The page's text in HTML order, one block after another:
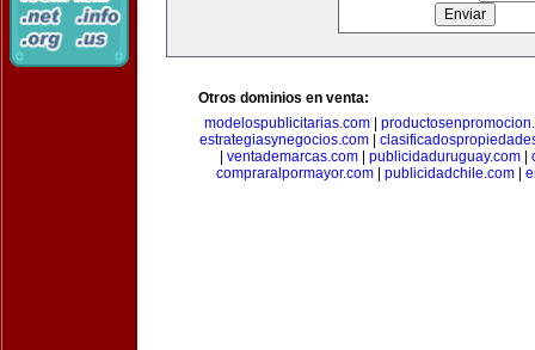
Otros dominios en venta:
modelospublicitarias.com
estrategiasynegocios.com|
ventademarcas.com publicidaduruguay.com
compraralpormayor.com| publicidadchile.com|